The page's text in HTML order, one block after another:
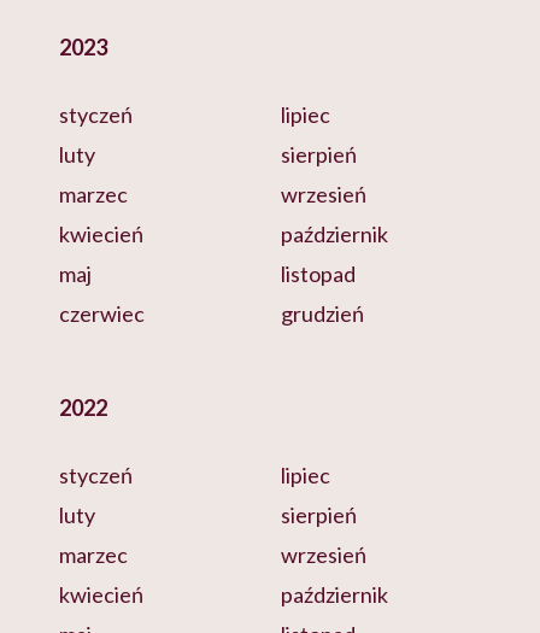
2023
styczeń
luty
marzec
kwiecień
maj
czerwiec
lipiec
sierpień
wrzesień
październik
listopad
grudzień
2022
styczeń
luty
marzec
kwiecień
lipiec
sierpień
wrzesień
październik